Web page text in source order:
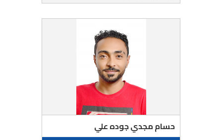
حسام مجدي جوده علي